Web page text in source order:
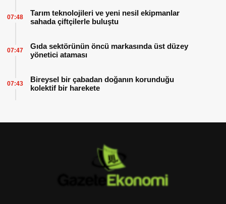
Tarım teknolojileri ve yeni nesil ekipmanlar
sahada çiftçilerle buluştu
07:48
Gıda sektörünün öncü markasında üst düzey
yönetici ataması
07:47
Bireysel bir çabadan doğanın korunduğu
kolektif bir harekete
07:43